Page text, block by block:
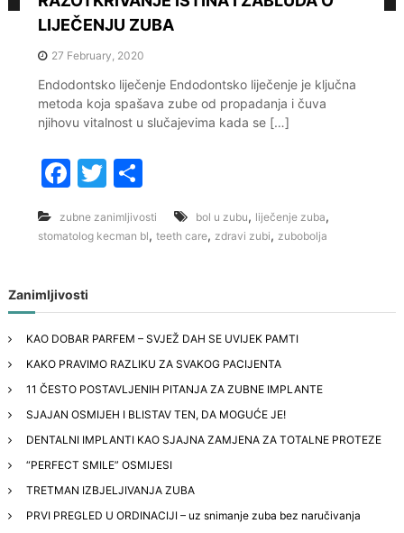
LIJEČENJU ZUBA
27 February, 2020
Endodontsko liječenje Endodontsko liječenje je ključna
metoda koja spašava zube od propadanja i čuva
njihovu vitalnost u slučajevima kada se […]
F
c
b
o
o
k
T
itt
S
ar
zubne zanimljivosti bol u zubu, liječenje zuba,
stomatolog kecman bl, teeth care, zdravi zubi, zubobolja
Zanimljivosti
KAO DOBAR PARFEM – SVJEŽ DAH SE UVIJEK PAMTI
KAKO PRAVIMO RAZLIKU ZA SVAKOG PACIJENTA
11 ČESTO POSTAVLJENIH PITANJA ZA ZUBNE IMPLANTE
SJAJAN OSMIJEH I BLISTAV TEN, DA MOGUĆE JE!
DENTALNI IMPLANTI KAO SJAJNA ZAMJENA ZA TOTALNE PROTEZE
“PERFECT SMILE” OSMIJESI
TRETMAN IZBJELJIVANJA ZUBA
PRVI PREGLED U ORDINACIJI – uz snimanje zuba bez naručivanja